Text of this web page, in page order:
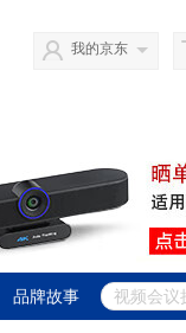
我的京东
品牌故事